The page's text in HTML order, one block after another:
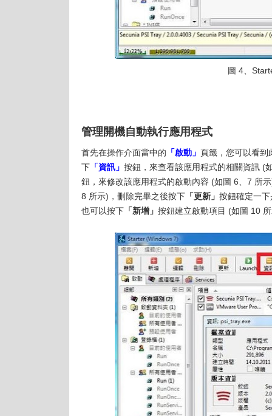
圖 4、
管理開機自動執行應用程式
首先在操作介面當中的 「啟動」 頁籤，您可以看到
下 「資訊」 按鈕，來查看該應用程式的相關資訊 (
鈕，來修改該應用程式的啟動內容 (如圖 6、7 所
8 所示)，刪除完畢之後按下 「更新」 按鈕確定一
也可以按下 「新增」 按鈕建立啟動項目 (如圖 10